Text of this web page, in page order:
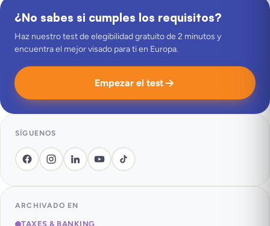
¿No sabes si cumples los requisitos?
Haz nuestro test de elegibilidad gratuito de 2 minutos y
encuentra el mejor visado para ti en Europa.
Empezar el test
SÍGUENOS
ARCHIVADO EN
TAXES & BANKING